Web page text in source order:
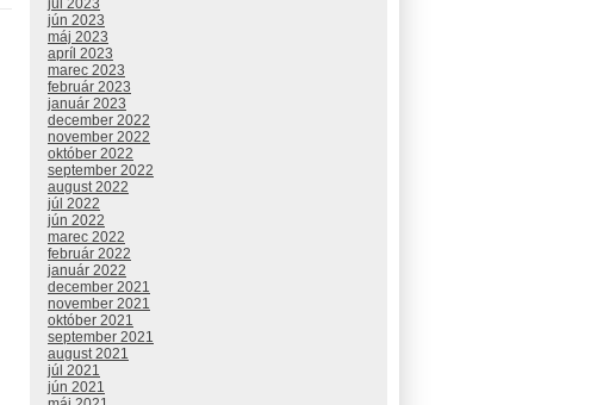
júl 2023
jún 2023
máj 2023
apríl 2023
marec 2023
február 2023
január 2023
december 2022
november 2022
október 2022
september 2022
august 2022
júl 2022
jún 2022
marec 2022
február 2022
január 2022
december 2021
november 2021
október 2021
september 2021
august 2021
júl 2021
jún 2021